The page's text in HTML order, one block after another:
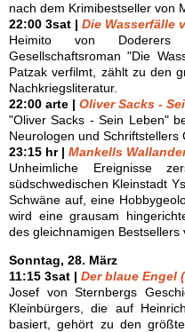
nach dem Krimibestseller von
22:00 3sat | Die Wasserfälle
Heimito von Doderers
Gesellschaftsroman "Die
Patzak verfilmt, zählt zu den
Nachkriegsliteratur.
22:00 arte | Oliver Sacks -
"Oliver Sacks - Sein Leben"
Neurologen und Schriftstellers
23:15 hr | Mankells
Unheimliche Ereignisse
südschwedischen Kleinstadt
Schwäne auf, eine
wird eine grausam
des gleichnamigen Bestsellers
Sonntag, 28. März
11:15 3sat | Der blaue Engel
Josef von Sternbergs
Kleinbürgers, die auf
basiert, gehört zu den